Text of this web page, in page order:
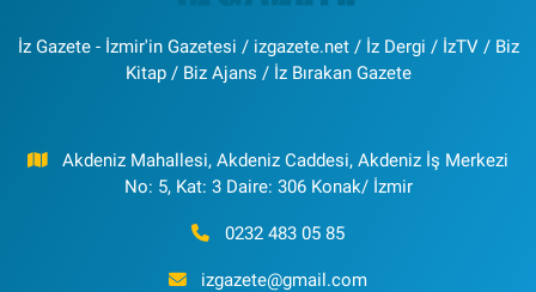
İz Gazete - İzmir'in Gazetesi / izgazete.net / İz Dergi / İzTV / Biz
Kitap / Biz Ajans / İz Bırakan Gazete
Akdeniz Mahallesi, Akdeniz Caddesi, Akdeniz İş Merkezi
No: 5, Kat: 3 Daire: 306 Konak/ İzmir
0232 483 05 85
izgazete@gmail.com